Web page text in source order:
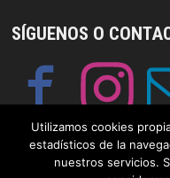
SÍGUENOS O
Utilizamos cookies
estadísticos de la
nuestros servicios.